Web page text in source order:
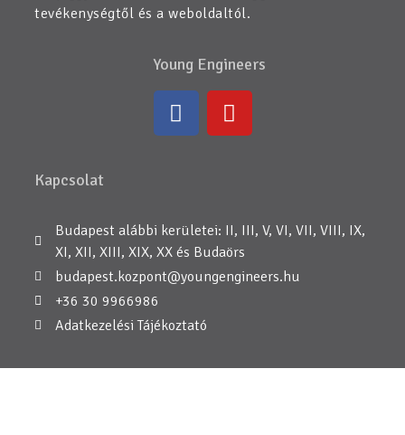
tevékenységtől és a weboldaltól.
Young Engineers
Kapcsolat
Budapest alábbi kerületei: II, III, V, VI, VII, VIII, IX,
XI, XII, XIII, XIX, XX és Budaörs
budapest.kozpont@youngengineers.hu
+36 30 9966986
Adatkezelési Tájékoztató